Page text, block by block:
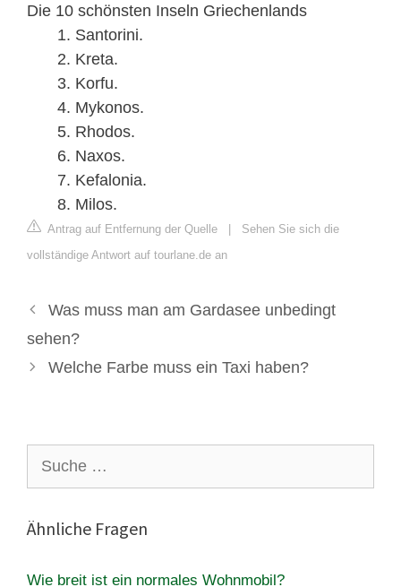
Die 10 schönsten Inseln Griechenlands
Santorini.
Kreta.
Korfu.
Mykonos.
Rhodos.
Naxos.
Kefalonia.
Milos.
Antrag auf Entfernung der Quelle | Sehen Sie sich die
vollständige Antwort auf tourlane.de an
Was muss man am Gardasee unbedingt
sehen?
Welche Farbe muss ein Taxi haben?
nach:
Ähnliche Fragen
Wie breit ist ein normales Wohnmobil?